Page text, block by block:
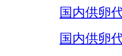
国内供卵
国内供卵